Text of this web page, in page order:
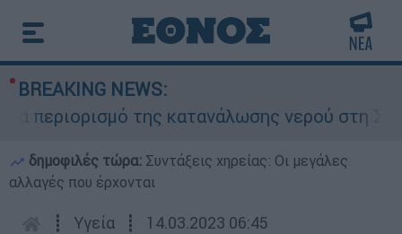
BREAKING NEWS:
της κατανάλωσης νερού στη
δημοφιλές τώρα: Συντάξεις χηρείας: Οι μεγάλες
αλλαγές που έρχονται
┋ Υγεία ┋ 14.03.2023 06:45